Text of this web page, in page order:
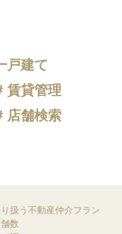
戸建て
賃貸管理
店舗検索
扱う不動産仲介フラン
数